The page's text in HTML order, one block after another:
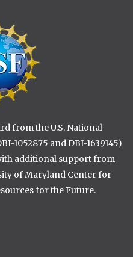
from the U.S. National
1052875 and DBI-1639145)
additional support from
of Maryland Center for
for the Future.